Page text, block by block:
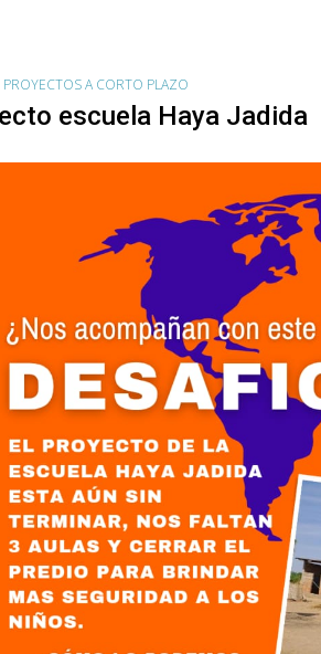
PROYECTOS A CORTO PLAZO
escuela Haya Jadida